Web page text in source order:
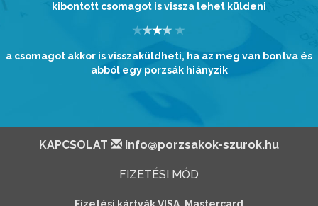
kibontott csomagot is vissza lehet küldeni
a csomagot akkor is visszaküldheti, ha az meg van bontva és
abból egy porzsák hiányzik
KAPCSOLAT info@porzsakok-szurok.hu
FIZETÉSI MÓD